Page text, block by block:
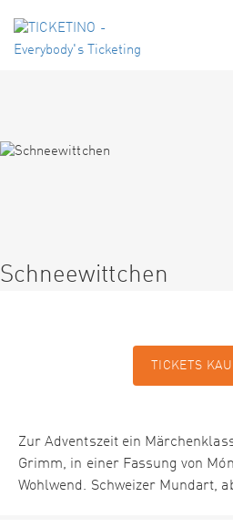
Schneewittchen
TICKETS
Zur Adventszeit ein
Grimm, in einer Fassung von
Wohlwend. Schweizer Mundart,